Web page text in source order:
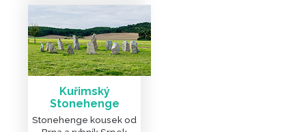
Kuřimský
Stonehenge
Stonehenge kousek od